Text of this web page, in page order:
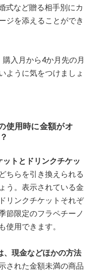
式など贈る相手別にカ
ジを添えることができ
購入月から4か月先の月
ように気をつけましょ
使用時に金額がオ
ットとドリンクチケッ
ちらを引き換えられる
う。表示されている金
リンクチケットそれぞ
節限定のフラペチーノ
使用できます。
、現金などほかの方法
された金額未満の商品